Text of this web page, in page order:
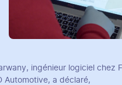
ingénieur logiciel chez
Automotive, a déclaré,